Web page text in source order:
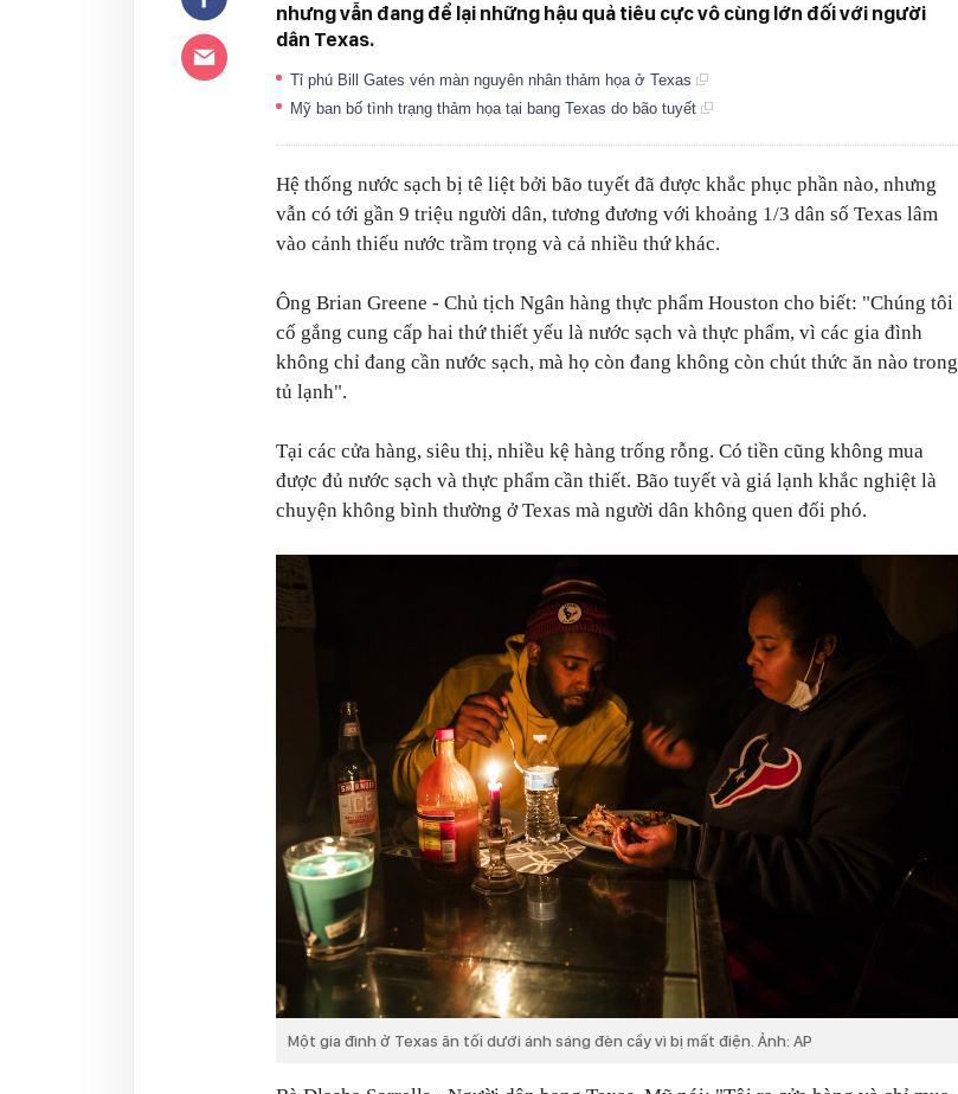
nhưng vẫn đang để lại những hậu quả tiêu cực vô cùng lớn đối với người
dân Texas.
Tỉ phú Bill Gates vén màn nguyên nhân thảm họa ở Texas
Mỹ ban bố tình trạng thảm họa tại bang Texas do bão tuyết
Hệ thống nước sạch bị tê liệt bởi bão tuyết đã được khắc phục phần nào, nhưng
vẫn có tới gần 9 triệu người dân, tương đương với khoảng 1/3 dân số Texas lâm
vào cảnh thiếu nước trầm trọng và cả nhiều thứ khác.
Ông Brian Greene - Chủ tịch Ngân hàng thực phẩm Houston cho biết: "Chúng tôi
cố gắng cung cấp hai thứ thiết yếu là nước sạch và thực phẩm, vì các gia đình
không chỉ đang cần nước sạch, mà họ còn đang không còn chút thức ăn nào trong
tủ lạnh".
Tại các cửa hàng, siêu thị, nhiều kệ hàng trống rỗng. Có tiền cũng không mua
được đủ nước sạch và thực phẩm cần thiết. Bão tuyết và giá lạnh khắc nghiệt là
chuyện không bình thường ở Texas mà người dân không quen đối phó.
Một gia đình ở Texas ăn tối dưới ánh sáng đèn cầy vì bị mất điện. Ảnh: AP